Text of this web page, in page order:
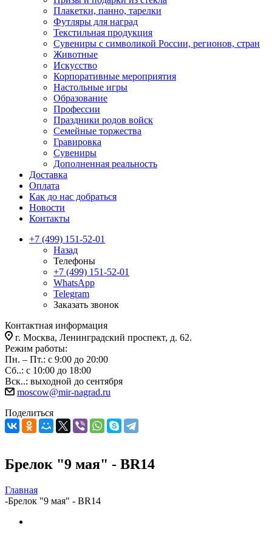
Плакетки, панно, тарелки
Футляры для наград
Текстильная продукция
Сувениры с символикой России, регионов, стран
Животные
Искусство
Корпоративные мероприятия
Настольные игры
Образование
Профессии
Праздники родов войск
Семейные торжества
Гравировка
Сувениры
Дополненная реальность
Доставка
Оплата
Как до нас добраться
Новости
Контакты
+7 (499) 151-52-01
Назад
Телефоны
+7 (499) 151-52-01
WhatsApp
Telegram
Заказать звонок
Контактная информация
г. Москва, Ленинградский проспект, д. 62.
Режим работы:
Пн. – Пт.: с 9:00 до 20:00
Сб..: с 10:00 до 18:00
Вск..: выходной до сентября
moscow@mir-nagrad.ru
Поделиться
Брелок "9 мая" - BR14
Главная
-Брелок "9 мая" - BR14